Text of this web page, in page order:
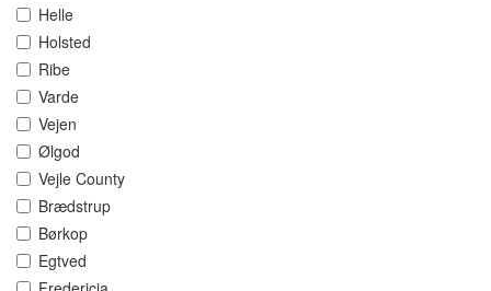
Helle
Holsted
Ribe
Varde
Vejen
Ølgod
Vejle County
Brædstrup
Børkop
Egtved